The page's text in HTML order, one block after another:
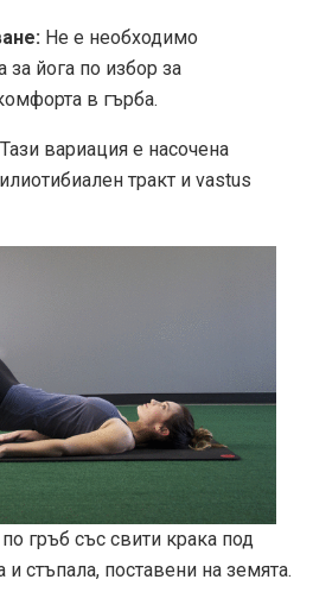
Не е необходимо
йога по избор за
в гърба.
Тази вариация е насочена
тракт и vastus
гръб със свити крака под
и стъпала, поставени на земята.